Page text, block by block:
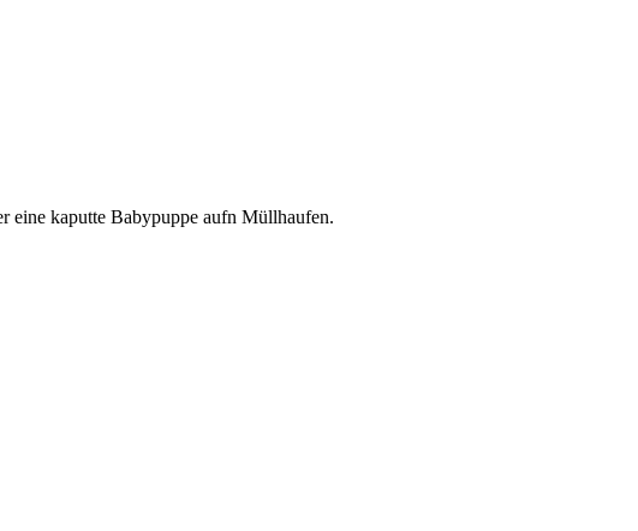
eine kaputte Babypuppe aufn Müllhaufen.